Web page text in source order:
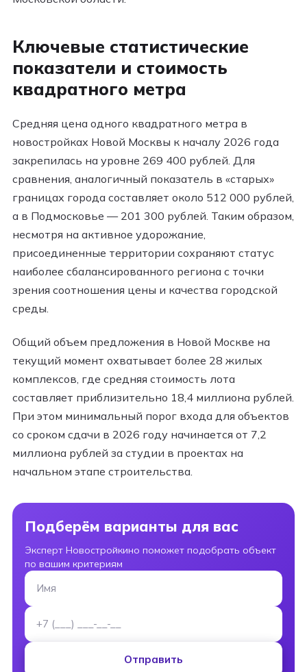
Ключевые статистические
показатели и стоимость
квадратного метра
Средняя цена одного квадратного метра в
новостройках Новой Москвы к началу 2026 года
закрепилась на уровне 269 400 рублей. Для
сравнения, аналогичный показатель в «старых»
границах города составляет около 512 000 рублей,
а в Подмосковье — 201 300 рублей. Таким образом,
несмотря на активное удорожание,
присоединенные территории сохраняют статус
наиболее сбалансированного региона с точки
зрения соотношения цены и качества городской
среды.
Общий объем предложения в Новой Москве на
текущий момент охватывает более 28 жилых
комплексов, где средняя стоимость лота
составляет приблизительно 18,4 миллиона рублей.
При этом минимальный порог входа для объектов
со сроком сдачи в 2026 году начинается от 7,2
миллиона рублей за студии в проектах на
начальном этапе строительства.
Подберём варианты для вас
Эксперт Новостройкино поможет подобрать объект
по вашим критериям
Имя
Номер телефона
Отправить